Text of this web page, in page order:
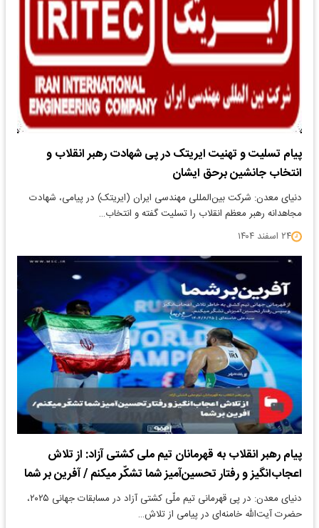
پیام تسلیت و تهنیت ایریتک در پی شهادت رهبر انقلاب و
انتخاب جانشین برحق ایشان
دنیای معدن: شرکت بین‌المللی مهندسی ایران (ایریتک) در پیامی، شهادت
مجاهدانه رهبر معظم انقلاب را تسلیت گفته و انتخاب…
۲۴ اسفند ۱۴۰۴
پیام رهبر انقلاب به قهرمانان تیم ملی کشتی آزاد: از تلاش
اعجاب‌انگیز و رفتار تحسین‌آمیز شما تشکّر میکنم / آفرین بر شما
دنیای معدن: در پی قهرمانی تیم ملّی کشتی آزاد در مسابقات جهانی ۲۰۲۵،
حضرت آیت‌الله خامنه‌ای در پیامی از تلاش…